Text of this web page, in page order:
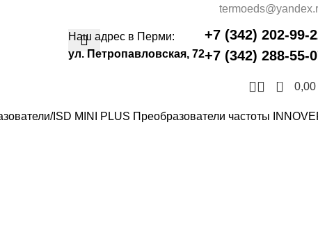
Наш адрес в Перми:
ул. Петропавловская, 72
+7 (342) 202-99-
+7 (342) 288-55-
0 0,00
ISD MINI PLUS Преобразователи частоты